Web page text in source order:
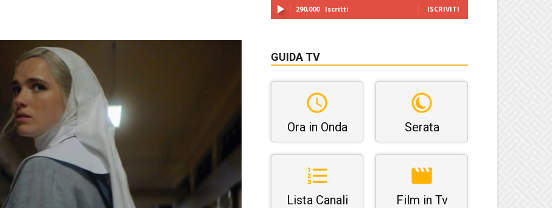
290,000 Iscritti ISCRIVITI
GUIDA TV
Ora in Onda Serata
Lista Canali Film in Tv